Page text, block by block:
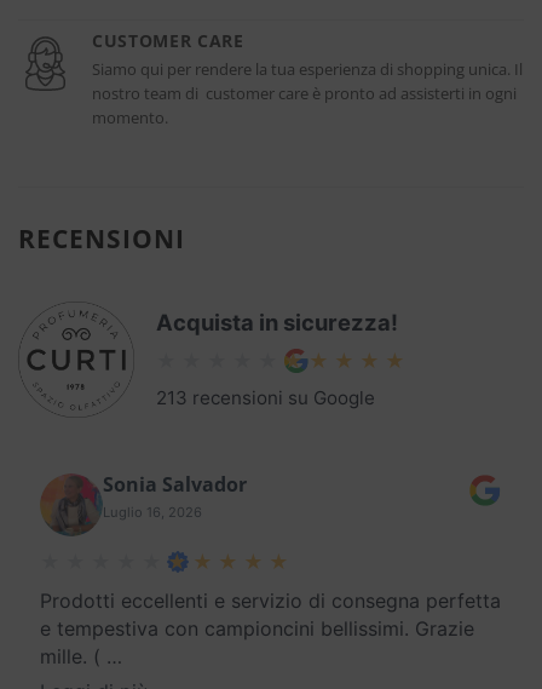
CUSTOMER CARE
Siamo qui per rendere la tua esperienza di shopping unica. Il
nostro team di customer care è pronto ad assisterti in ogni
momento.
RECENSIONI
Acquista in sicurezza!
213 recensioni su Google
Sonia Salvador
Luglio 16, 2026
Prodotti eccellenti e servizio di consegna perfetta
e tempestiva con campioncini bellissimi. Grazie
mille. ( …